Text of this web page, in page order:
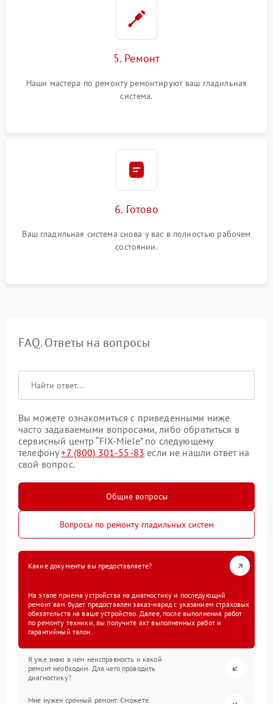
5. Ремонт
Наши мастера по ремонту ремонтируют ваш гладильная
система.
6. Готово
Ваш гладильная система снова у вас в полностью рабочем
состоянии.
FAQ. Ответы на вопросы
Вы можете ознакомиться с приведенными ниже
часто задаваемыми вопросами, либо обратиться в
сервисный центр “FIX-Miele” по следующему
телефону+7 (800) 301-55-83 если не нашли ответ на
свой вопрос.
Общие вопросы
Вопросы по ремонту гладильных систем
Какие документы вы предоставляете?
На этапе приема устройства на диагностику и последующий
ремонт вам будет предоставлен заказ-наряд с указанием страховых
обязательств на ваше устройство. Далее, после выполнения работ
по ремонту техники, вы получите акт выполненных работ и
гарантийный талон.
Я уже знаю в чем неисправность и какой
ремонт необходим. Для чего проводить
диагностику?
Мне нужен срочный ремонт. Сможете